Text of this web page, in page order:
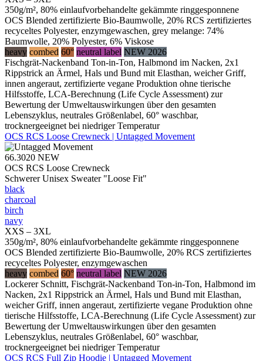
350g/m², 80% einlaufvorbehandelte gekämmte ringgesponnene
OCS Blended zertifizierte Bio-Baumwolle, 20% RCS zertifiziertes
recyceltes Polyester, enzymgewaschen, grey melange: 74%
Baumwolle, 20% Polyester, 6% Viskose
heavy combed 60° neutral label NEW 2026
Fischgrät-Nackenband Ton-in-Ton, Halbmond im Nacken, 2x1
Rippstrick an Ärmel, Hals und Bund mit Elasthan, weicher Griff,
innen angeraut, zertifizierte vegane Produktion ohne tierische
Hilfsstoffe, LCA-Berechnung (Life Cycle Assessment) zur
Bewertung der Umweltauswirkungen über den gesamten
Lebenszyklus, neutrales Größenlabel, 60° waschbar,
trocknergeeignet bei niedriger Temperatur
OCS RCS Loose Crewneck | Untagged Movement
66.3020 NEW
OCS RCS Loose Crewneck
Schwerer Unisex Sweater "Loose Fit"
black
charcoal
birch
navy
XXS – 3XL
350g/m², 80% einlaufvorbehandelte gekämmte ringgesponnene
OCS Blended zertifizierte Bio-Baumwolle, 20% RCS zertifiziertes
recyceltes Polyester, enzymgewaschen
heavy combed 60° neutral label NEW 2026
Lockerer Schnitt, Fischgrät-Nackenband Ton-in-Ton, Halbmond im
Nacken, 2x1 Rippstrick an Ärmel, Hals und Bund mit Elasthan,
weicher Griff, innen angeraut, zertifizierte vegane Produktion ohne
tierische Hilfsstoffe, LCA-Berechnung (Life Cycle Assessment) zur
Bewertung der Umweltauswirkungen über den gesamten
Lebenszyklus, neutrales Größenlabel, 60° waschbar,
trocknergeeignet bei niedriger Temperatur
OCS RCS Full Zip Hoodie | Untagged Movement